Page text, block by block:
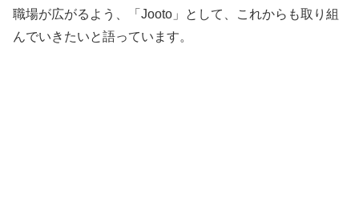
職場が広がるよう、「Jooto」として、これからも取り組
んでいきたいと語っています。